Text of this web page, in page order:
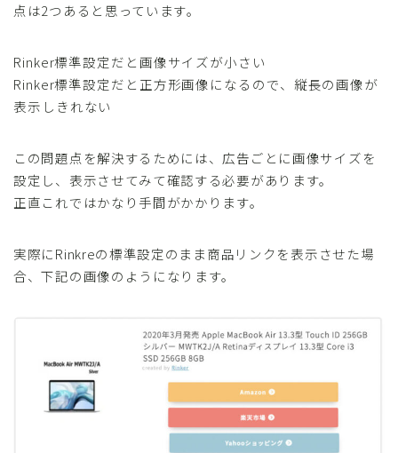
点は2つあると思っています。
Rinker標準設定だと画像サイズが小さい
Rinker標準設定だと正方形画像になるので、縦長の画像が
表示しきれない
この問題点を解決するためには、広告ごとに画像サイズを
設定し、表示させてみて確認する必要があります。
正直これではかなり手間がかかります。
実際にRinkreの標準設定のまま商品リンクを表示させた場
合、下記の画像のようになります。